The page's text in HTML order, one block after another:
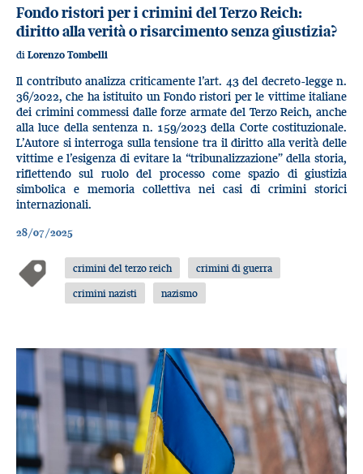
Fondo ristori per i crimini del Terzo Reich:
diritto alla verità o risarcimento senza giustizia?
di Lorenzo Tombelli
Il contributo analizza criticamente l’art. 43 del decreto-legge n.
36/2022, che ha istituito un Fondo ristori per le vittime italiane
dei crimini commessi dalle forze armate del Terzo Reich, anche
alla luce della sentenza n. 159/2023 della Corte costituzionale.
L’Autore si interroga sulla tensione tra il diritto alla verità delle
vittime e l’esigenza di evitare la “tribunalizzazione” della storia,
riflettendo sul ruolo del processo come spazio di giustizia
simbolica e memoria collettiva nei casi di crimini storici
internazionali.
28/07/2025
crimini del terzo reich
crimini di guerra
crimini nazisti
nazismo